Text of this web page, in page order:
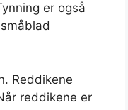
er også
Reddikene
reddikene er